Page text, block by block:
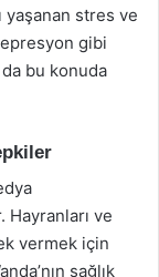
stres ve
gibi
bu konuda
Hayranları ve
vermek için
sağlık